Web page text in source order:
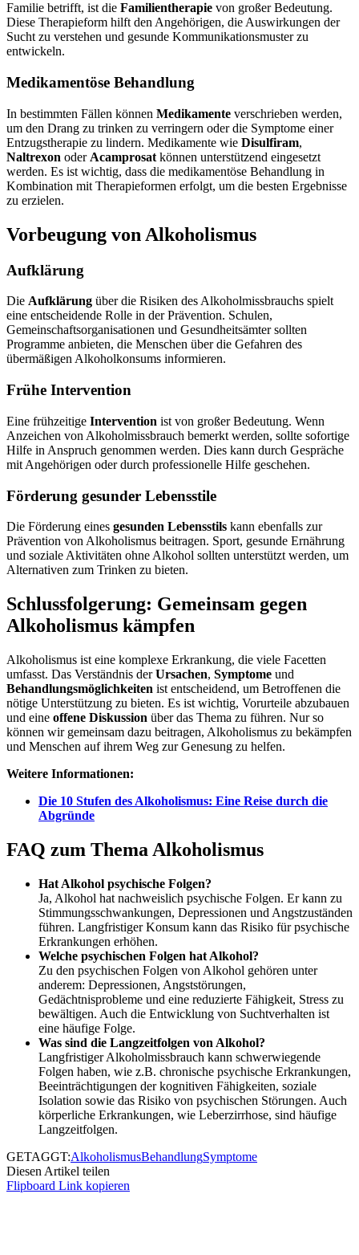
Familie betrifft, ist die Familientherapie von großer Bedeutung.
Diese Therapieform hilft den Angehörigen, die Auswirkungen der
Sucht zu verstehen und gesunde Kommunikationsmuster zu
entwickeln.
Medikamentöse Behandlung
In bestimmten Fällen können Medikamente verschrieben werden,
um den Drang zu trinken zu verringern oder die Symptome einer
Entzugstherapie zu lindern. Medikamente wie Disulfiram,
Naltrexon oder Acamprosat können unterstützend eingesetzt
werden. Es ist wichtig, dass die medikamentöse Behandlung in
Kombination mit Therapieformen erfolgt, um die besten Ergebnisse
zu erzielen.
Vorbeugung von Alkoholismus
Aufklärung
Die Aufklärung über die Risiken des Alkoholmissbrauchs spielt
eine entscheidende Rolle in der Prävention. Schulen,
Gemeinschaftsorganisationen und Gesundheitsämter sollten
Programme anbieten, die Menschen über die Gefahren des
übermäßigen Alkoholkonsums informieren.
Frühe Intervention
Eine frühzeitige Intervention ist von großer Bedeutung. Wenn
Anzeichen von Alkoholmissbrauch bemerkt werden, sollte sofortige
Hilfe in Anspruch genommen werden. Dies kann durch Gespräche
mit Angehörigen oder durch professionelle Hilfe geschehen.
Förderung gesunder Lebensstile
Die Förderung eines gesunden Lebensstils kann ebenfalls zur
Prävention von Alkoholismus beitragen. Sport, gesunde Ernährung
und soziale Aktivitäten ohne Alkohol sollten unterstützt werden, um
Alternativen zum Trinken zu bieten.
Schlussfolgerung: Gemeinsam gegen
Alkoholismus kämpfen
Alkoholismus ist eine komplexe Erkrankung, die viele Facetten
umfasst. Das Verständnis derUrsachen, Symptome und
Behandlungsmöglichkeiten ist entscheidend, um Betroffenen die
nötige Unterstützung zu bieten. Es ist wichtig, Vorurteile abzubauen
und eine offene Diskussion über das Thema zu führen. Nur so
können wir gemeinsam dazu beitragen, Alkoholismus zu bekämpfen
und Menschen auf ihrem Weg zur Genesung zu helfen.
Weitere Informationen:
Die 10 Stufen des Alkoholismus: Eine Reise durch die
Abgründe
FAQ zum Thema Alkoholismus
Hat Alkohol psychische Folgen?
Ja, Alkohol hat nachweislich psychische Folgen. Er kann zu
Stimmungsschwankungen, Depressionen und Angstzuständen
führen. Langfristiger Konsum kann das Risiko für psychische
Erkrankungen erhöhen.
Welche psychischen Folgen hat Alkohol?
Zu den psychischen Folgen von Alkohol gehören unter
anderem: Depressionen, Angststörungen,
Gedächtnisprobleme und eine reduzierte Fähigkeit, Stress zu
bewältigen. Auch die Entwicklung von Suchtverhalten ist
eine häufige Folge.
Was sind die Langzeitfolgen von Alkohol?
Langfristiger Alkoholmissbrauch kann schwerwiegende
Folgen haben, wie z.B. chronische psychische Erkrankungen,
Beeinträchtigungen der kognitiven Fähigkeiten, soziale
Isolation sowie das Risiko von psychischen Störungen. Auch
körperliche Erkrankungen, wie Leberzirrhose, sind häufige
Langzeitfolgen.
GETAGGT:AlkoholismusBehandlungSymptome
Diesen Artikel teilen
Flipboard Link kopieren